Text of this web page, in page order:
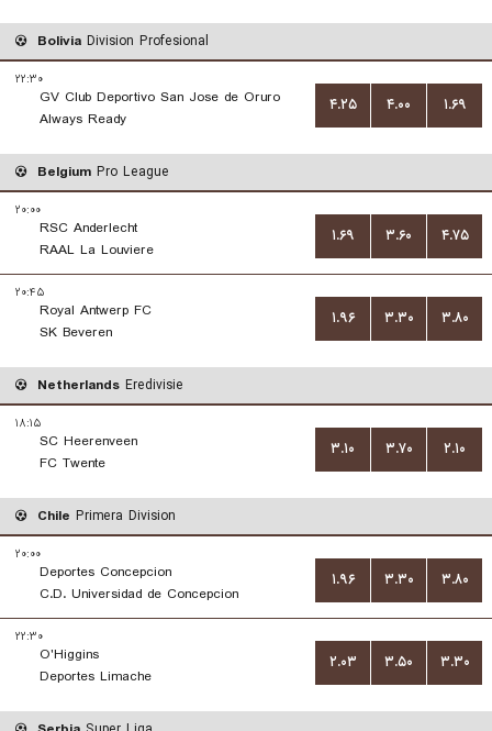
Bolivia Division Profesional
۲۲:۳۰
GV Club Deportivo San Jose de Oruro
Always Ready
۴.۲۵ ۴.۰۰ ۱.۶۹
Belgium Pro League
۲۰:۰۰
RSC Anderlecht
RAAL La Louviere
۱.۶۹ ۳.۶۰ ۴.۷۵
۲۰:۴۵
Royal Antwerp FC
SK Beveren
۱.۹۶ ۳.۳۰ ۳.۸۰
Netherlands Eredivisie
۱۸:۱۵
SC Heerenveen
FC Twente
۳.۱۰ ۳.۷۰ ۲.۱۰
Chile Primera Division
۲۰:۰۰
Deportes Concepcion
C.D. Universidad de Concepcion
۱.۹۶ ۳.۳۰ ۳.۸۰
۲۲:۳۰
O'Higgins
Deportes Limache
۲.۰۳ ۳.۵۰ ۳.۳۰